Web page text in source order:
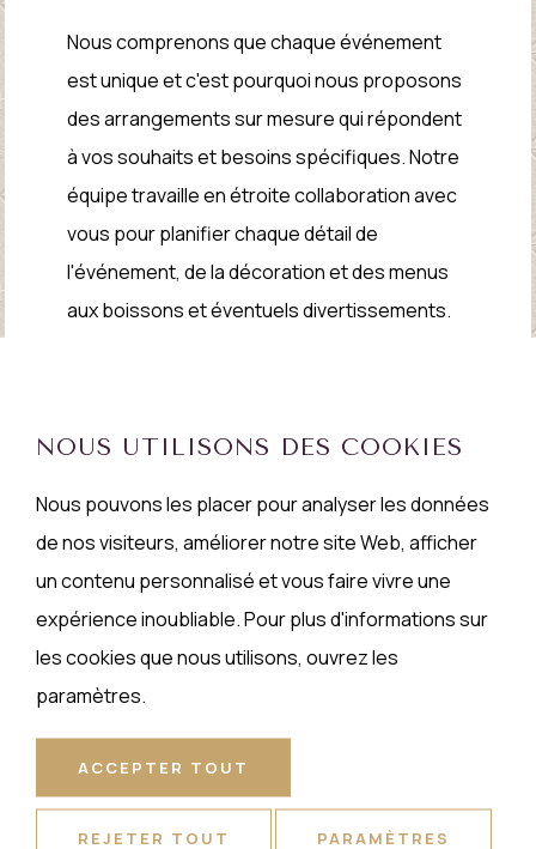
Nous comprenons que chaque événement
est unique et c'est pourquoi nous proposons
des arrangements sur mesure qui répondent
à vos souhaits et besoins spécifiques. Notre
équipe travaille en étroite collaboration avec
vous pour planifier chaque détail de
l'événement, de la décoration et des menus
aux boissons et éventuels divertissements.
NOUS UTILISONS DES COOKIES
Nous pouvons les placer pour analyser les données
de nos visiteurs, améliorer notre site Web, afficher
un contenu personnalisé et vous faire vivre une
expérience inoubliable. Pour plus d'informations sur
les cookies que nous utilisons, ouvrez les
paramètres.
ACCEPTER TOUT
REJETER TOUT PARAMÈTRES